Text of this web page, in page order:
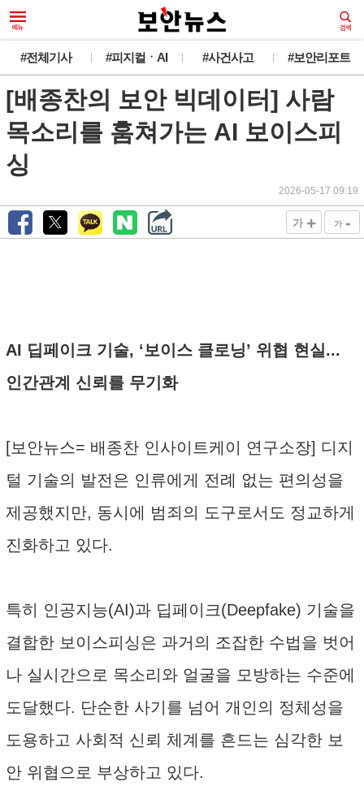
#전체기사 #피지컬ㆍAI #사건사고 #보안리포트
[배종찬의 보안 빅데이터] 사람
목소리를 훔쳐가는 AI 보이스피
싱
2026-05-17 09:19
가 + 가 -
AI 딥페이크 기술, ‘보이스 클로닝’ 위협 현실...
인간관계 신뢰를 무기화
[보안뉴스= 배종찬 인사이트케이 연구소장] 디지
털 기술의 발전은 인류에게 전례 없는 편의성을
제공했지만, 동시에 범죄의 도구로서도 정교하게
진화하고 있다.
특히 인공지능(AI)과 딥페이크(Deepfake) 기술을
결합한 보이스피싱은 과거의 조잡한 수법을 벗어
나 실시간으로 목소리와 얼굴을 모방하는 수준에
도달했다. 단순한 사기를 넘어 개인의 정체성을
도용하고 사회적 신뢰 체계를 흔드는 심각한 보
안 위협으로 부상하고 있다.